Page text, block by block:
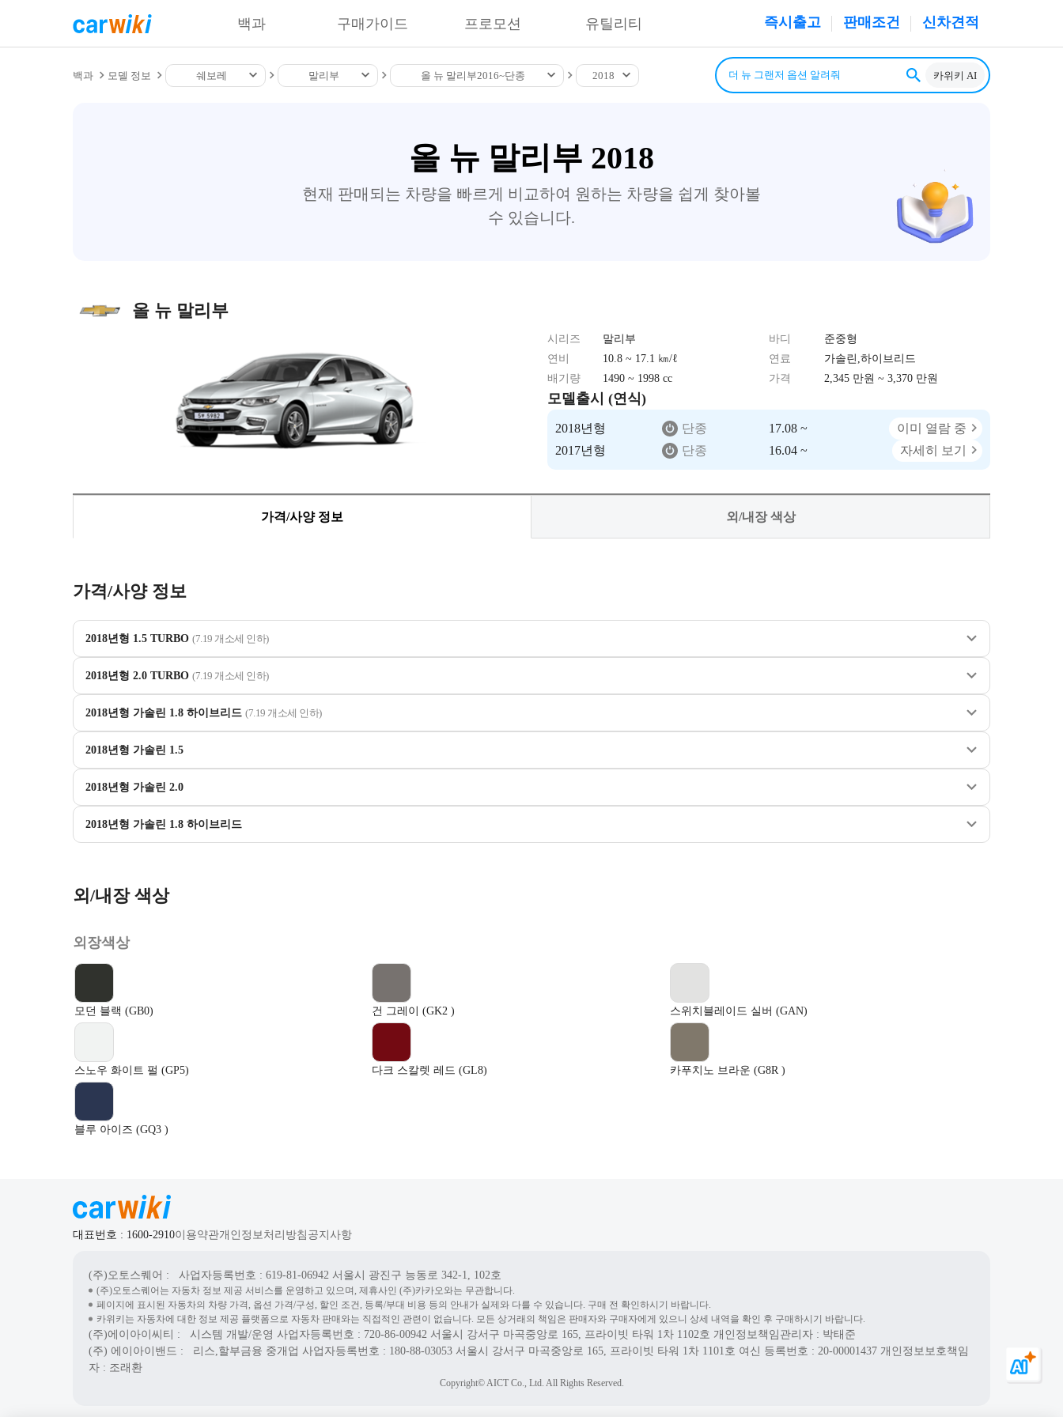
즉시출고 판매조건 신차견적
백과 구매가이드 프로모션 유틸리티
백과 모델 정보 쉐보레 말리부 올 뉴 말리부2016~단종 2018 카위키 AI
올 뉴 말리부 2018
현재 판매되는 차량을 빠르게 비교하여 원하는 차량을 쉽게 찾아볼
수 있습니다.
올 뉴 말리부
시리즈 말리부 바디
준중형
연비
10.8 ~ 17.1 ㎞/ℓ 연료
가솔린,하이브리드
배기량
1490 ~ 1998 cc 가격 2,345 만원 ~ 3,370 만원
모델출시 (연식)
2018년형 단종 17.08 ~
이미 열람 중
2017년형
단종 16.04 ~ 자세히 보기
가격/사양 정보 외/내장 색상
가격/사양 정보
2018년형 1.5 TURBO (7.19 개소세 인하)
2018년형 2.0 TURBO (7.19 개소세 인하)
2018년형 가솔린 1.8 하이브리드 (7.19 개소세 인하)
2018년형 가솔린 1.5
2018년형 가솔린 2.0
2018년형 가솔린 1.8 하이브리드
외/내장 색상
외장색상
모던 블랙 (GB0) 건 그레이 (GK2 ) 스위치블레이드 실버 (GAN)
스노우 화이트 펄 (GP5) 다크 스칼렛 레드 (GL8) 카푸치노 브라운 (G8R )
블루 아이즈 (GQ3 )
대표번호 : 1600-2910이용약관개인정보처리방침 공지사항
(주)오토스퀘어 : 사업자등록번호 : 619-81-06942 서울시 광진구 능동로 342-1, 102호
(주)오토스퀘어는 자동차 정보 제공 서비스를 운영하고 있으며, 제휴사인 (주)카카오와는 무관합니다.
페이지에 표시된 자동차의 차량 가격, 옵션 가격/구성, 할인 조건, 등록/부대 비용 등의 안내가 실제와 다를 수 있습니다. 구매 전 확인하시기 바랍니다.
카위키는 자동차에 대한 정보 제공 플랫폼으로 자동차 판매와는 직접적인 관련이 없습니다. 모든 상거래의 책임은 판매자와 구매자에게 있으니 상세 내역을 확인 후 구매하시기 바랍니다.
(주)에이아이씨티 : 시스템 개발/운영 사업자등록번호 : 720-86-00942 서울시 강서구 마곡중앙로 165, 프라이빗 타워 1차 1102호 개인정보책임관리자 : 박태준
(주) 에이아이밴드 : 리스,할부금융 중개업 사업자등록번호 : 180-88-03053 서울시 강서구 마곡중앙로 165, 프라이빗 타워 1차 1101호 여신 등록번호 : 20-00001437 개인정보보호책임
자 : 조래환
Copyright© AICT Co., Ltd. All Rights Reserved.